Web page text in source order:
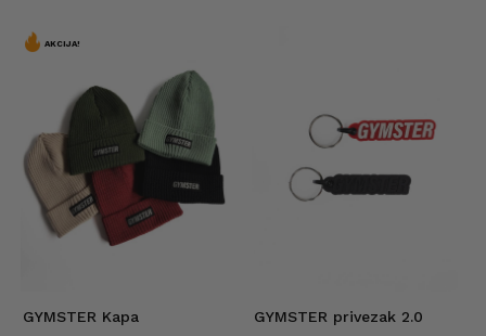
AKCIJA!
GYMSTER Kapa
GYMSTER privezak 2.0